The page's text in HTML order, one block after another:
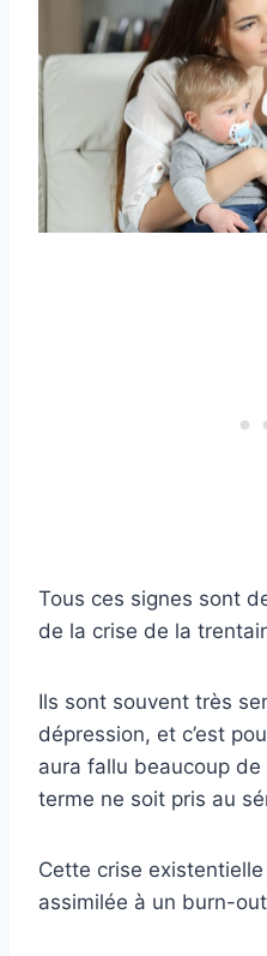
Tous ces signes sont
de la crise de la
Ils sont souvent très
dépression, et c’est
aura fallu beaucoup
terme ne soit pris au
Cette crise
assimilée à un burn-